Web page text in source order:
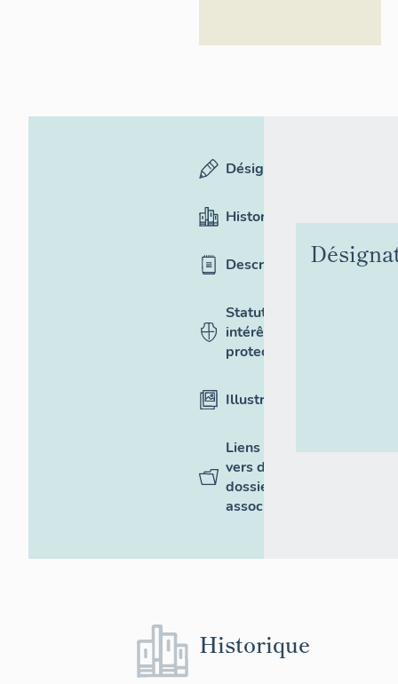
Désignation
Historique
Description
Statut,
intérêt et
protection
Illustrations
Liens
vers des
dossiers
associés
Historique